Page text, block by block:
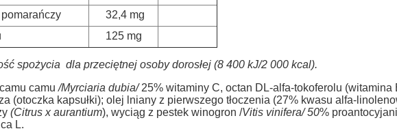
32,4 mg
125 mg
spożycia dla przeciętnej osoby dorosłej (8 400 kJ/2 000 kcal).
camu/Myrciaria dubia/25% witaminy C, octan DL-alfa-tokoferolu
(otoczka kapsułki); olej lniany z pierwszego tłoczenia (27% kwasu alfa-
(Citrus x aurantium), wyciąg z pestek winogron /Vitis vinifera/ 50%
L.